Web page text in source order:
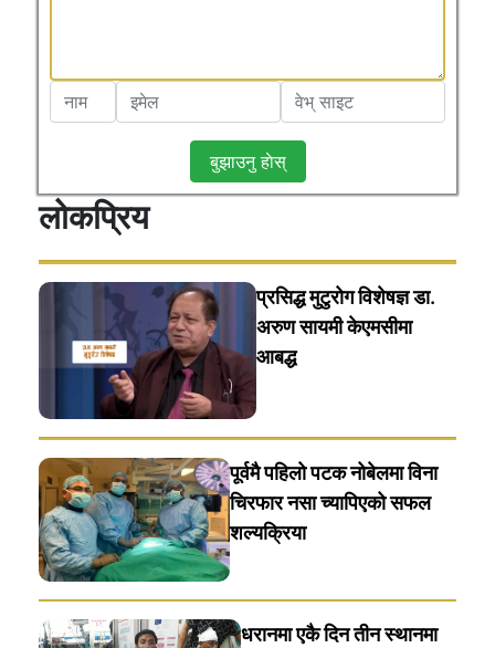
बुझाउनु हाेस्
लोकप्रिय
प्रसिद्ध मुटुरोग विशेषज्ञ डा.
अरुण सायमी केएमसीमा
आबद्ध
पूर्वमै पहिलो पटक नोबेलमा विना
चिरफार नसा च्यापिएको सफल
शल्यक्रिया
धरानमा एकै दिन तीन स्थानमा